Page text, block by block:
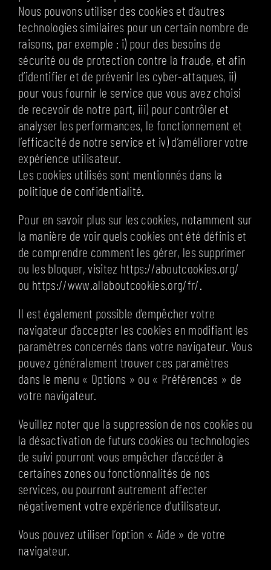
Nous pouvons utiliser des cookies et d’autres
technologies similaires pour un certain nombre de
raisons, par exemple : i) pour des besoins de
sécurité ou de protection contre la fraude, et afin
d’identifier et de prévenir les cyber-attaques, ii)
pour vous fournir le service que vous avez choisi
de recevoir de notre part, iii) pour contrôler et
analyser les performances, le fonctionnement et
l’efficacité de notre service et iv) d’améliorer votre
expérience utilisateur.
Les cookies utilisés sont mentionnés dans la
politique de confidentialité.
Pour en savoir plus sur les cookies, notamment sur
la manière de voir quels cookies ont été définis et
de comprendre comment les gérer, les supprimer
ou les bloquer, visitez https://aboutcookies.org/
ou https://www.allaboutcookies.org/fr/.
Il est également possible d’empêcher votre
navigateur d’accepter les cookies en modifiant les
paramètres concernés dans votre navigateur. Vous
pouvez généralement trouver ces paramètres
dans le menu « Options » ou « Préférences » de
votre navigateur.
Veuillez noter que la suppression de nos cookies ou
la désactivation de futurs cookies ou technologies
de suivi pourront vous empêcher d’accéder à
certaines zones ou fonctionnalités de nos
services, ou pourront autrement affecter
négativement votre expérience d’utilisateur.
Vous pouvez utiliser l’option « Aide » de votre
navigateur.